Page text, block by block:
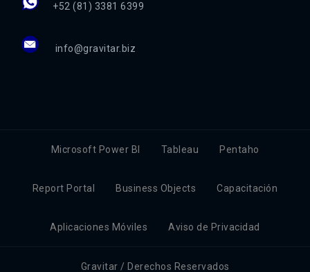
+52 (81) 3381 6399
info@gravitar.biz
Microsoft Power BI Tableau Pentaho
Report Portal Business Objects Capacitación
Aplicaciones Móviles Aviso de Privacidad
Gravitar / Derechos Reservados